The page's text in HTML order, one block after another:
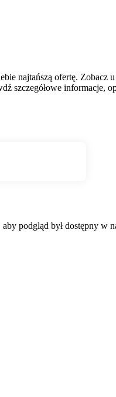
najtańszą ofertę. Zobacz
szczegółowe informacje,
podgląd był dostępny w